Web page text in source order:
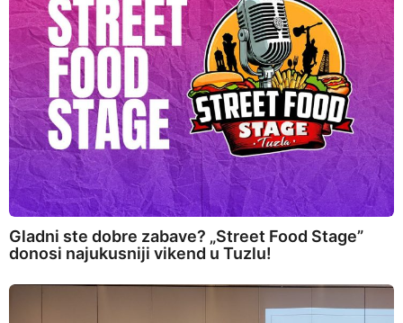
Gladni ste dobre zabave? „Street Food Stage”
donosi najukusniji vikend u Tuzlu!